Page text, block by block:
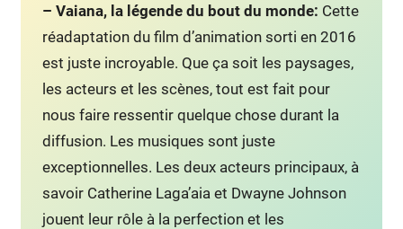
– Vaiana, la légende du bout du monde: Cette
réadaptation du film d’animation sorti en 2016
est juste incroyable. Que ça soit les paysages,
les acteurs et les scènes, tout est fait pour
nous faire ressentir quelque chose durant la
diffusion. Les musiques sont juste
exceptionnelles. Les deux acteurs principaux, à
savoir Catherine Laga’aia et Dwayne Johnson
jouent leur rôle à la perfection et les